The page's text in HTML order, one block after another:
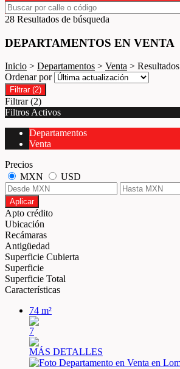
28 Resultados de búsqueda
DEPARTAMENTOS EN VENTA
Inicio > Departamentos > Venta > Resultados
Ordenar por
Filtrar (2)
Filtrar (2)
Filtros Activos
Departamentos
Venta
Precios
MXN
USD
Aplicar
Apto crédito
Ubicación
Recámaras
Antigüedad
Superficie Cubierta
Superficie
Superficie Total
Características
74 m²
7
MÁS DETALLES